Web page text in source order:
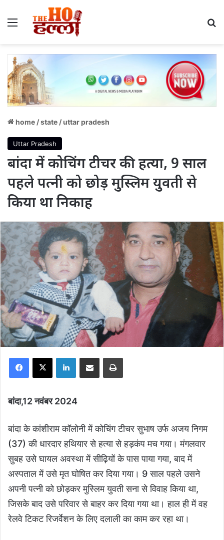
Menu
home /state /uttar pradesh
Uttar Pradesh
बांदा में कोचिंग टीचर की हत्या, 9 साल
पहले पत्नी को छोड़ मुस्लिम युवती से
किया था निकाह
Facebook
X LinkedInShare via Email Print
बांदा,12 नवंबर 2024
बांदा के कांशीराम कॉलोनी में कोचिंग टीचर सुभाष उर्फ अजय निगम
(37) की धारदार हथियार से हत्या से हड़कंप मच गया। मंगलवार
सुबह उसे घायल अवस्था में सीढ़ियों के पास पाया गया, बाद में
अस्पताल में उसे मृत घोषित कर दिया गया। 9 साल पहले उसने
अपनी पत्नी को छोड़कर मुस्लिम युवती सना से विवाह किया था,
जिसके बाद उसे परिवार से बाहर कर दिया गया था। हाल ही में वह
रेलवे टिकट रिजर्वेशन के लिए दलाली का काम कर रहा था।